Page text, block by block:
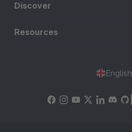
Discover
Resources
English